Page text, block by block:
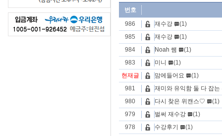
번호
986
재수강
(1)
985
재수강
(1)
984
Noah 쌤
(1)
983
미니
(1)
현재글
맘에들어요
(1)
981
재미와 유익함 둘 다 잡는
980
다시 찾은 위캔스♡
(1)
979
벌써 재수강
(1)
978
수강후기
(1)